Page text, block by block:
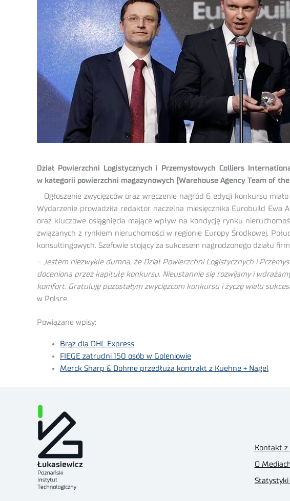
Dział Powierzchni Logistycznych i Przemysłowych Colliers
w kategorii powierzchni magazynowych (Warehouse Agency Team of
Ogłoszenie zwycięzców oraz wręczenie nagród 6 edycji konkursu
Wydarzenie prowadziła redaktor naczelna miesięcznika Eurobuild
oraz kluczowe osiągnięcia mające wpływ na kondycję rynku
związanych z rynkiem nieruchomości w regionie Europy Środkowej,
konsultingowych. Szefowie stojący za sukcesem nagrodzonego działu
– Jestem niezwykle dumna, że Dział Powierzchni Logistycznych i
doceniona przez kapitułę konkursu. Nieustannie się rozwijamy i
komfort. Gratuluję pozostałym zwycięzcom konkursu i życzę wielu
w Polsce.
Powiązane wpisy:
Brąz dla DHL Express
FIEGE zatrudni 150 osób w Goleniowie
Merck Sharp & Dohme przedłuża kontrakt z Kuehne + Nagel
Kontakt z
O